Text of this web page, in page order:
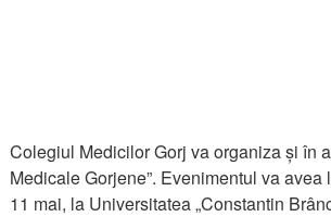
Colegiul Medicilor Gorj va organiza și în
Medicale Gorjene”. Evenimentul va
11 mai, la Universitatea „Constantin